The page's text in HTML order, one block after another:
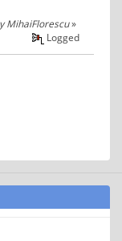
MihaiFlorescu»
Logged